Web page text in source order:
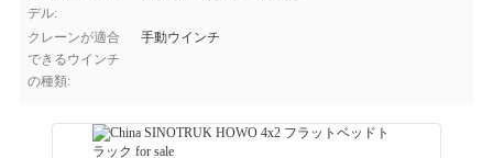
デル:
クレーンが適合
できるウインチ
の種類:
手動ウインチ